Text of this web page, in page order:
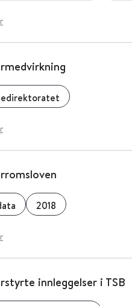
2018
innleggelser i TSB